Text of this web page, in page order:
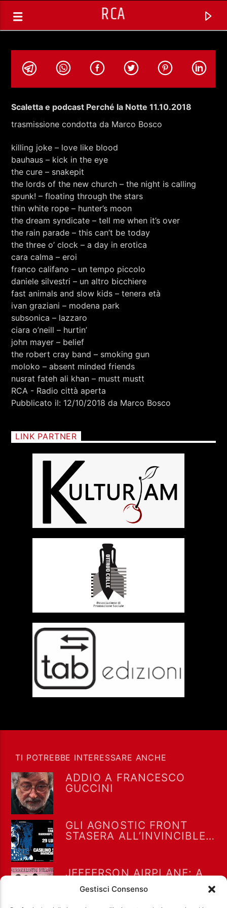
Gestisci Consenso
RCA
TRACCIA CORRENTE
SELEZIONI MUSICALI
RCA - Radio città aperta
Sostieni Radio Città Aperta
Scaletta e podcast Perché la Notte 11.10.2018
trasmissione condotta da Marco Bosco
killing joke – love like blood
bauhaus – kick in the eye
the cure – snakepit
the lords of the new church – the night is calling
spunk! – floating through the stars
thin white rope – hunter’s moon
the dream syndicate – tell me when it’s over
the rain parade – this can’t be today
the three o’ clock – a day in erotica
cara calma – eroi
franco califano – un tempo piccolo
daniele silvestri – un altro bicchiere
fast animals and slow kids – tenera età
ivan graziani – modena park
subsonica – lazzaro
ciara o’neill – hurtin’
john mayer – belief
the robert cray band – smoking gun
moloko – absent minded friends
nusrat fateh ali khan – mustt mustt
RCA - Radio città aperta
Pubblicato il: 12/10/2018 da Marco Bosco
LINK PARTNER
TI POTREBBE INTERESSARE ANCHE
ADDIO A FRANCESCO
GUCCINI
GLI AGNOSTIC FRONT
STASERA ALL’INVINCIBLE
JEFFERSON AIRPLANE: A
LUGLIO 1967 “WHITE
RABBIT” RAGGIUNSE LA
POSIZIONE #8 NELLA